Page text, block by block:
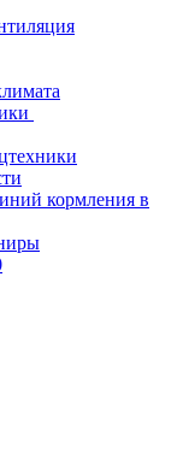
кормления в